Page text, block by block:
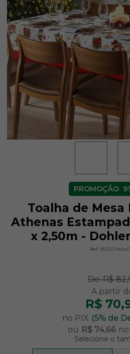
Toalha de
Athenas
x 2,50m -
Ref: 851353-
De:R$
R$
no PIX (5% de
ou R$ 74,66
Selecione o